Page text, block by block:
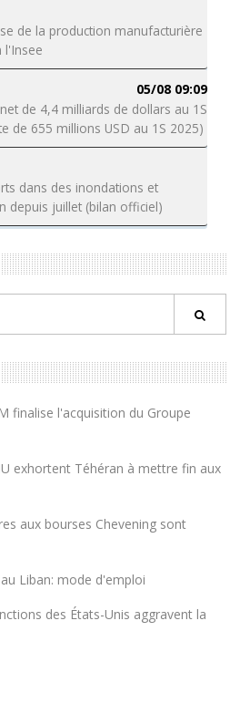
de la production manufacturière
l'Insee
05/08 09:09
de 4,4 milliards de dollars au 1S
de 655 millions USD au 1S 2025)
dans des inondations et
depuis juillet (bilan officiel)
finalise l'acquisition du Groupe
exhortent Téhéran à mettre fin aux
aux bourses Chevening sont
Liban: mode d'emploi
des États-Unis aggravent la